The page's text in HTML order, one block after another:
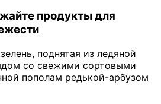
продукты для
поднятая из ледяной
со свежими сортовыми
пополам редькой-арбузом